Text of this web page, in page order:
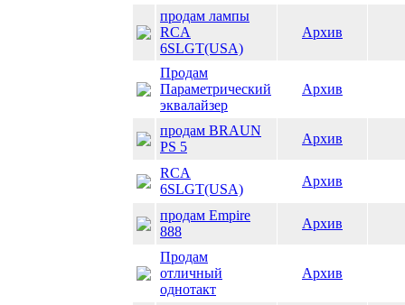
продам лампы
RCA
6SLGT(USA)
Архив
Продам
Параметрический
эквалайзер
Архив
продам BRAUN
PS 5
Архив
RCA
6SLGT(USA)
Архив
продам Empire
888
Архив
Продам
отличный
однотакт
Архив